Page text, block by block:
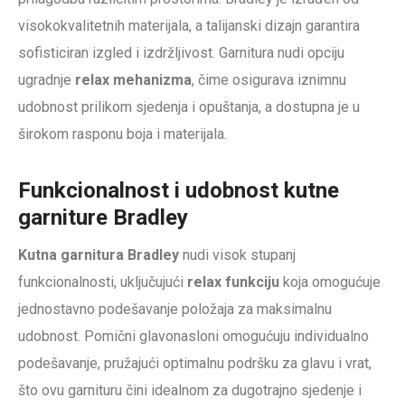
visokokvalitetnih materijala, a talijanski dizajn garantira
sofisticiran izgled i izdržljivost. Garnitura nudi opciju
ugradnje relax mehanizma, čime osigurava iznimnu
udobnost prilikom sjedenja i opuštanja, a dostupna je u
širokom rasponu boja i materijala.
Funkcionalnost i udobnost kutne
garniture Bradley
Kutna garnitura Bradley nudi visok stupanj
funkcionalnosti, uključujući relax funkciju koja omogućuje
jednostavno podešavanje položaja za maksimalnu
udobnost. Pomični glavonasloni omogućuju individualno
podešavanje, pružajući optimalnu podršku za glavu i vrat,
što ovu garnituru čini idealnom za dugotrajno sjedenje i